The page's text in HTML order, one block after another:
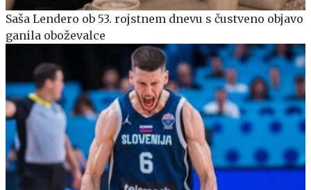
Saša Lendero ob 53. rojstnem dnevu s čustveno objavo
ganila oboževalce